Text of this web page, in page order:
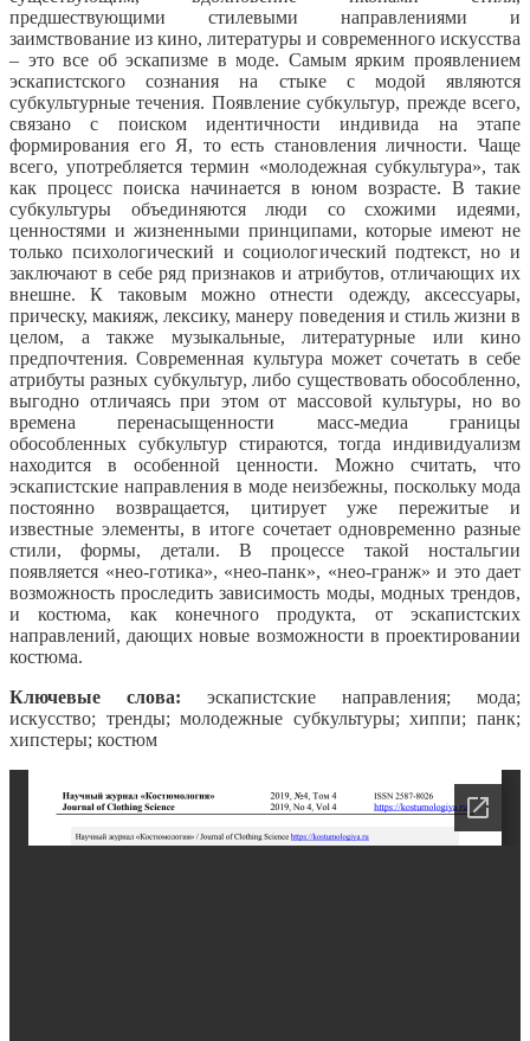
предшествующими стилевыми направлениями и
заимствование из кино, литературы и современного искусства
– это все об эскапизме в моде. Самым ярким проявлением
эскапистского сознания на стыке с модой являются
субкультурные течения. Появление субкультур, прежде всего,
связано с поиском идентичности индивида на этапе
формирования его Я, то есть становления личности. Чаще
всего, употребляется термин «молодежная субкультура», так
как процесс поиска начинается в юном возрасте. В такие
субкультуры объединяются люди со схожими идеями,
ценностями и жизненными принципами, которые имеют не
только психологический и социологический подтекст, но и
заключают в себе ряд признаков и атрибутов, отличающих их
внешне. К таковым можно отнести одежду, аксессуары,
прическу, макияж, лексику, манеру поведения и стиль жизни в
целом, а также музыкальные, литературные или кино
предпочтения. Современная культура может сочетать в себе
атрибуты разных субкультур, либо существовать обособленно,
выгодно отличаясь при этом от массовой культуры, но во
времена перенасыщенности масс-медиа границы
обособленных субкультур стираются, тогда индивидуализм
находится в особенной ценности. Можно считать, что
эскапистские направления в моде неизбежны, поскольку мода
постоянно возвращается, цитирует уже пережитые и
известные элементы, в итоге сочетает одновременно разные
стили, формы, детали. В процессе такой ностальгии
появляется «нео-готика», «нео-панк», «нео-гранж» и это дает
возможность проследить зависимость моды, модных трендов,
и костюма, как конечного продукта, от эскапистских
направлений, дающих новые возможности в проектировании
костюма.
Ключевые слова: эскапистские направления; мода;
искусство; тренды; молодежные субкультуры; хиппи; панк;
хипстеры; костюм